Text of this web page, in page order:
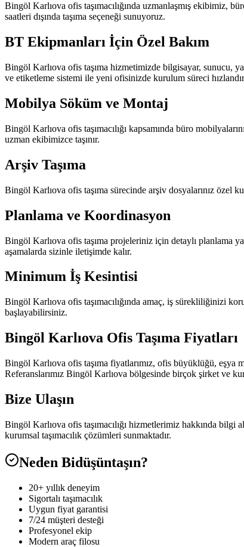
Bingöl Karlıova ofis taşımacılığında uzmanlaşmış ekibimiz,
saatleri dışında taşıma seçeneği sunuyoruz.
BT Ekipmanları İçin Özel Bakım
Bingöl Karlıova ofis taşıma hizmetimizde bilgisayar, sunucu,
ve etiketleme sistemi ile yeni ofisinizde kurulum süreci
Mobilya Söküm ve Montaj
Bingöl Karlıova ofis taşımacılığı kapsamında büro
uzman ekibimizce taşınır.
Arşiv Taşıma
Bingöl Karlıova ofis taşıma sürecinde arşiv dosyalarınız özel
Planlama ve Koordinasyon
Bingöl Karlıova ofis taşıma projeleriniz için detaylı planlama
aşamalarda sizinle iletişimde kalır.
Minimum İş Kesintisi
Bingöl Karlıova ofis taşımacılığında amaç, iş sürekliliğinizi
başlayabilirsiniz.
Bingöl Karlıova Ofis Taşıma Fiyatları
Bingöl Karlıova ofis taşıma fiyatlarımız, ofis büyüklüğü,
Referanslarımız Bingöl Karlıova bölgesinde birçok şirket ve
Bize Ulaşın
Bingöl Karlıova ofis taşımacılığı hizmetlerimiz hakkında
kurumsal taşımacılık çözümleri sunmaktadır.
Neden Bidüşüntaşın?
20+ yıllık deneyim
Sigortalı taşımacılık
Uygun fiyat garantisi
7/24 müşteri desteği
Profesyonel ekip
Modern araç filosu